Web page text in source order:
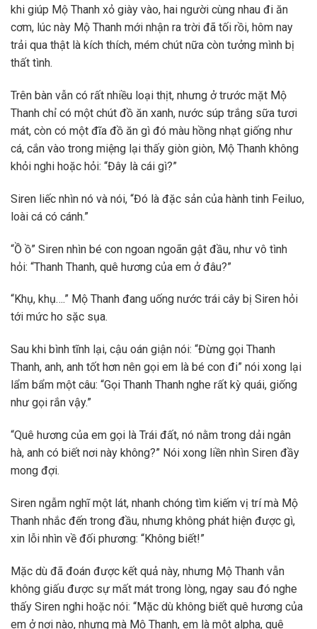
khi giúp Mộ Thanh xỏ giày vào, hai người cùng nhau đi ăn
cơm, lúc này Mộ Thanh mới nhận ra trời đã tối rồi, hôm nay
trải qua thật là kích thích, mém chút nữa còn tưởng mình bị
thất tình.
Trên bàn vẫn có rất nhiều loại thịt, nhưng ở trước mặt Mộ
Thanh chỉ có một chút đồ ăn xanh, nước súp trắng sữa tươi
mát, còn có một đĩa đồ ăn gì đó màu hồng nhạt giống như
cá, cắn vào trong miệng lại thấy giòn giòn, Mộ Thanh không
khỏi nghi hoặc hỏi: “Đây là cái gì?”
Siren liếc nhìn nó và nói, “Đó là đặc sản của hành tinh Feiluo,
loài cá có cánh.”
“Ồ ồ” Siren nhìn bé con ngoan ngoãn gật đầu, như vô tình
hỏi: “Thanh Thanh, quê hương của em ở đâu?”
“Khụ, khụ….” Mộ Thanh đang uống nước trái cây bị Siren hỏi
tới mức ho sặc sụa.
Sau khi bình tĩnh lại, cậu oán giận nói: “Đừng gọi Thanh
Thanh, anh, anh tốt hơn nên gọi em là bé con đi” nói xong lại
lẩm bẩm một câu: “Gọi Thanh Thanh nghe rất kỳ quái, giống
như gọi rắn vậy.”
“Quê hương của em gọi là Trái đất, nó nằm trong dải ngân
hà, anh có biết nơi này không?” Nói xong liền nhìn Siren đầy
mong đợi.
Siren ngẫm nghĩ một lát, nhanh chóng tìm kiếm vị trí mà Mộ
Thanh nhắc đến trong đầu, nhưng không phát hiện được gì,
xin lỗi nhìn về đối phương: “Không biết!”
Mặc dù đã đoán được kết quả này, nhưng Mộ Thanh vẫn
không giấu được sự mất mát trong lòng, ngay sau đó nghe
thấy Siren nghi hoặc nói: “Mặc dù không biết quê hương của
em ở nơi nào, nhưng mà Mộ Thanh, em là một alpha, quê